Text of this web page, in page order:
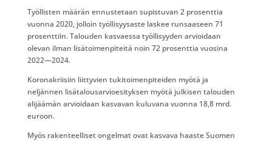
Työllisten määrän ennustetaan supistuvan 2 prosenttia
vuonna 2020, jolloin työllisyysaste laskee runsaaseen 71
prosenttiin. Talouden kasvaessa työllisyyden arvioidaan
olevan ilman lisätoimenpiteitä noin 72 prosenttia vuosina
2022—2024.
Koronakriisiin liittyvien tukitoimenpiteiden myötä ja
neljännen lisätalousarvioesityksen myötä julkisen talouden
alijäämän arvioidaan kasvavan kuluvana vuonna 18,8 mrd.
euroon.
Myös rakenteelliset ongelmat ovat kasvava haaste Suomen